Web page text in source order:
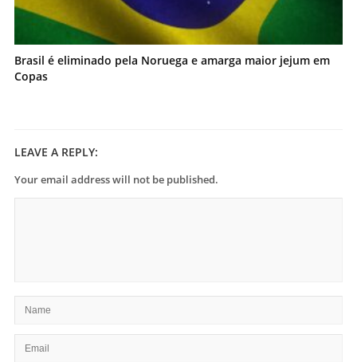
Brasil é eliminado pela Noruega e amarga maior jejum em
Copas
LEAVE A REPLY:
Your email address will not be published.